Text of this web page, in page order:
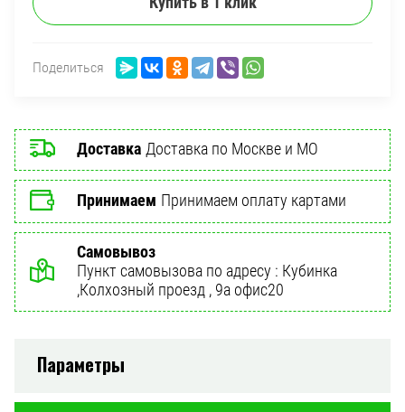
Поделиться
Доставка Доставка по Москве и МО
Принимаем Принимаем оплату картами
Самовывоз
Пункт самовызова по адресу : Кубинка
,Колхозный проезд , 9а офис20
Параметры